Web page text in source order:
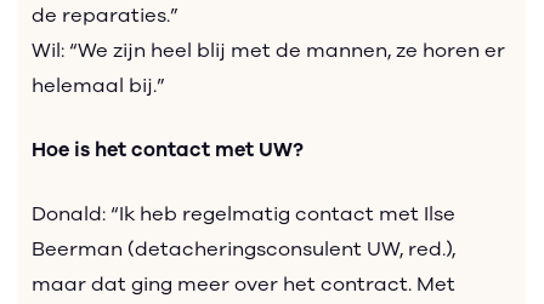
de reparaties.”
Wil: “We zijn heel blij met de mannen, ze horen er
helemaal bij.”
Hoe is het contact met UW?
Donald: “Ik heb regelmatig contact met Ilse
Beerman (detacheringsconsulent UW, red.),
maar dat ging meer over het contract. Met